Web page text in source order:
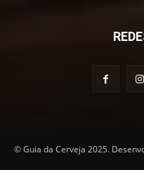
© Guia da Cerveja 2025.